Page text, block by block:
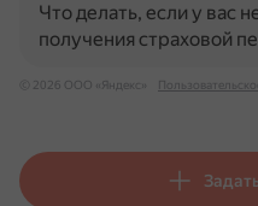
Что делать, если у вас
получения страховой
© 2026 ООО «Яндекс»